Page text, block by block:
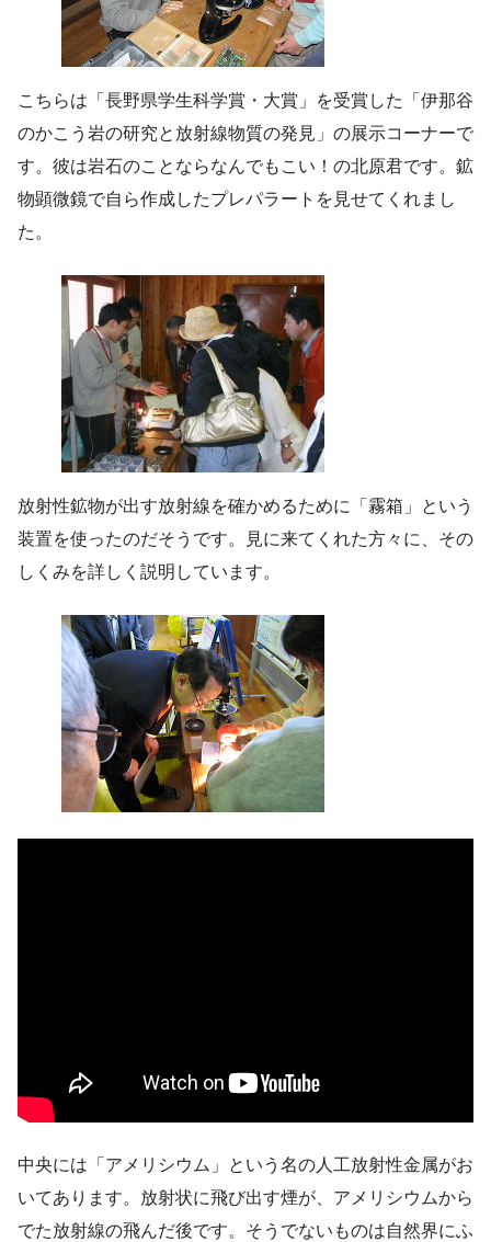
こちらは「長野県学生科学賞・大賞」を受賞した「伊那谷
のかこう岩の研究と放射線物質の発見」の展示コーナーで
す。彼は岩石のことならなんでもこい！の北原君です。鉱
物顕微鏡で自ら作成したプレパラートを見せてくれまし
た。
放射性鉱物が出す放射線を確かめるために「霧箱」という
装置を使ったのだそうです。見に来てくれた方々に、その
しくみを詳しく説明しています。
中央には「アメリシウム」という名の人工放射性金属がお
いてあります。放射状に飛び出す煙が、アメリシウムから
でた放射線の飛んだ後です。そうでないものは自然界にふ